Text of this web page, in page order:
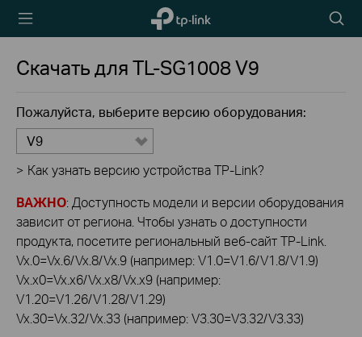
TP-Link,
Reliably
icon
Скачать дляTL-SG1008V9
Пожалуйста, выберите версию оборудования:
V9
> Как узнать версию устройства TP-Link?
ВАЖНО: Доступность модели и версии оборудования
зависит от региона. Чтобы узнать о доступности
продукта, посетите региональный веб-сайт TP-Link.
Vx.0=Vx.6/Vx.8/Vx.9 (например: V1.0=V1.6/V1.8/V1.9)
Vx.x0=Vx.x6/Vx.x8/Vx.x9 (например:
V1.20=V1.26/V1.28/V1.29)
Vx.30=Vx.32/Vx.33 (например: V3.30=V3.32/V3.33)